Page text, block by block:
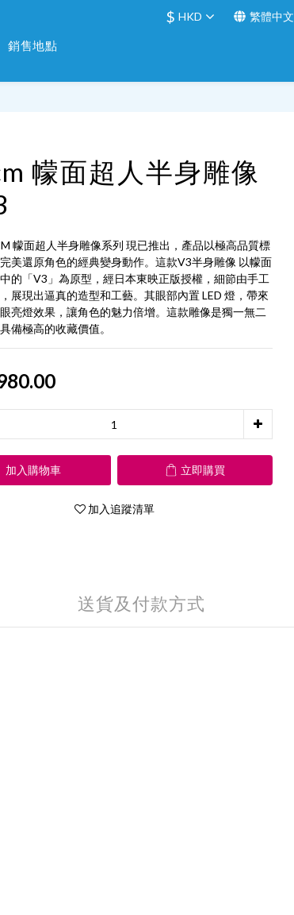
$ HKD 繁體中文
銷售地點
幪面超人半身雕像
幪面超人半身雕像系列 現已推出，產品以極高品質標
美還原角色的經典變身動作。這款V3半身雕像 以幪面
的「V3」為原型，經日本東映正版授權，細節由手工
展現出逼真的造型和工藝。其眼部內置 LED 燈，帶來
亮燈效果，讓角色的魅力倍增。這款雕像是獨一無二
備極高的收藏價值。
加入購物車 立即購買
加入追蹤清單
送貨及付款方式